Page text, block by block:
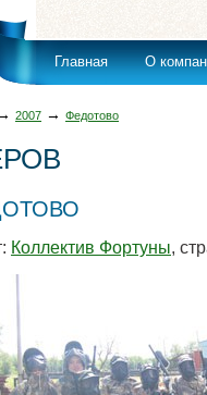
Главная О
2007 → Федотово
Коллектив Фортуны,